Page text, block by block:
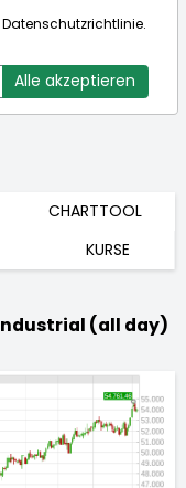
54.056,5Ask:54.056,5
CHARTTOOL
KURSE
(all day)
Datenschutzrichtlinie.
Alle akzeptieren